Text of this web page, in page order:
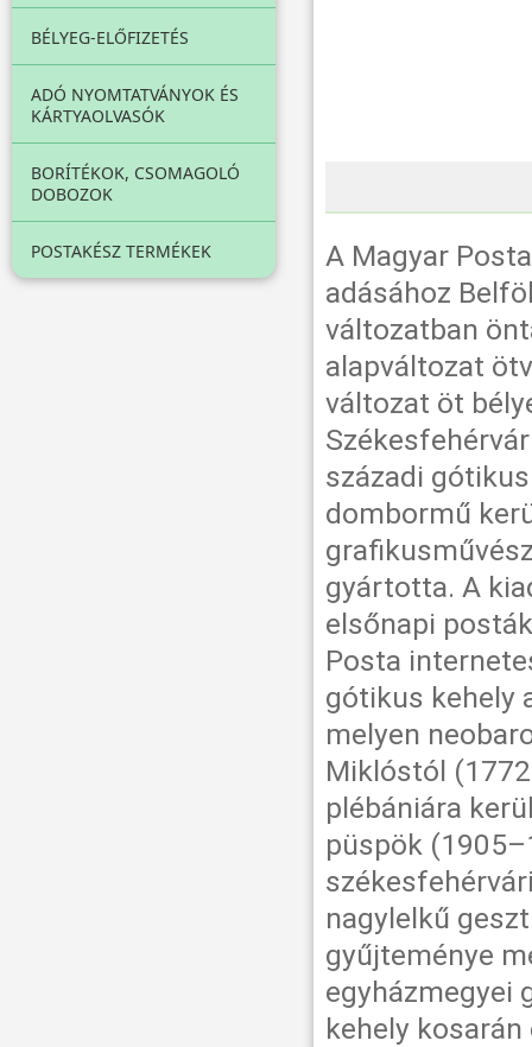
BÉLYEG-ELŐFIZETÉS
ADÓ NYOMTATVÁNYOK ÉS
KÁRTYAOLVASÓK
BORÍTÉKOK, CSOMAGOLÓ
DOBOZOK
POSTAKÉSZ TERMÉKEK
A Magyar
adásához
változatban
alapváltozat
változat öt
századi
dombormű
gyártotta. A
elsőnapi
Posta
gótikus kehely
melyen
Miklóstól
plébániára
püspök
nagylelkű
gyűjteménye
egyházmegyei
kehely